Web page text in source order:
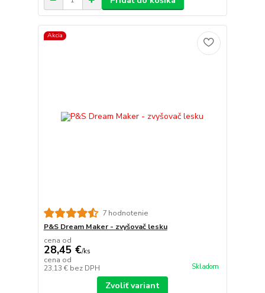
Akcia
7 hodnotenie
P&S Dream Maker - zvyšovač lesku
cena od
28,45 €/ks
cena od
23,13 € bez DPH Skladom
Zvoliť variant